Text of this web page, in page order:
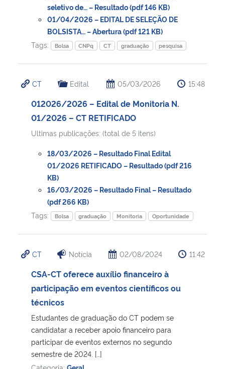
seletivo de… – Resultado (pdf 146 KB)
01/04/2026 – EDITAL DE SELEÇÃO DE
BOLSISTA… – Abertura (pdf 121 KB)
Tags:
Bolsa CNPq CT graduação pesquisa
CT Edital 05/03/2026 15:48
012026/2026 – Edital de Monitoria N.
01/2026 – CT RETIFICADO
Ultimas publicações: (total de 5 itens)
18/03/2026 – Resultado Final Edital
01/2026 RETIFICADO – Resultado (pdf 216
KB)
16/03/2026 – Resultado Final – Resultado
(pdf 266 KB)
Tags:
Bolsa graduação Monitoria Oportunidade
CT Notícia 02/08/2024 11:42
CSA-CT oferece auxílio financeiro à
participação em eventos científicos ou
técnicos
Estudantes de graduação do CT podem se
candidatar a receber apoio financeiro para
participar de eventos externos no segundo
semestre de 2024. […]
Categoria: Geral